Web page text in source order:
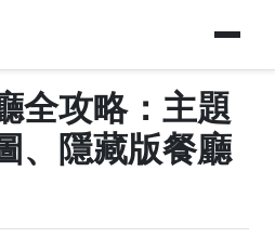
全攻略：主題
、隱藏版餐廳